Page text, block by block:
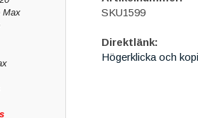
Max
SKU1599
Direktlänk:
Högerklicka och